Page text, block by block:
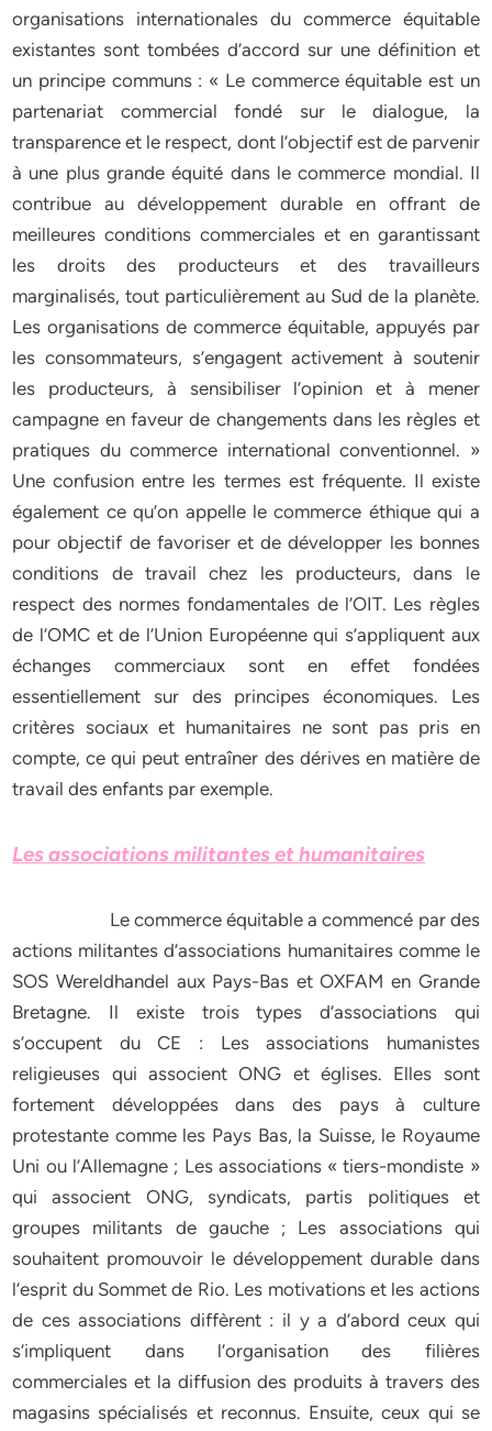
organisations internationales du commerce équitable
existantes sont tombées d’accord sur une définition et
un principe communs : « Le commerce équitable est un
partenariat commercial fondé sur le dialogue, la
transparence et le respect, dont l’objectif est de parvenir
à une plus grande équité dans le commerce mondial. Il
contribue au développement durable en offrant de
meilleures conditions commerciales et en garantissant
les droits des producteurs et des travailleurs
marginalisés, tout particulièrement au Sud de la planète.
Les organisations de commerce équitable, appuyés par
les consommateurs, s’engagent activement à soutenir
les producteurs, à sensibiliser l’opinion et à mener
campagne en faveur de changements dans les règles et
pratiques du commerce international conventionnel. »
Une confusion entre les termes est fréquente. Il existe
également ce qu’on appelle le commerce éthique qui a
pour objectif de favoriser et de développer les bonnes
conditions de travail chez les producteurs, dans le
respect des normes fondamentales de l’OIT. Les règles
de l’OMC et de l’Union Européenne qui s’appliquent aux
échanges commerciaux sont en effet fondées
essentiellement sur des principes économiques. Les
critères sociaux et humanitaires ne sont pas pris en
compte, ce qui peut entraîner des dérives en matière de
travail des enfants par exemple.
Les associations militantes et humanitaires
Le commerce équitable a commencé par des
actions militantes d’associations humanitaires comme le
SOS Wereldhandel aux Pays-Bas et OXFAM en Grande
Bretagne. Il existe trois types d’associations qui
s’occupent du CE : Les associations humanistes
religieuses qui associent ONG et églises. Elles sont
fortement développées dans des pays à culture
protestante comme les Pays Bas, la Suisse, le Royaume
Uni ou l’Allemagne ; Les associations « tiers-mondiste »
qui associent ONG, syndicats, partis politiques et
groupes militants de gauche ; Les associations qui
souhaitent promouvoir le développement durable dans
l’esprit du Sommet de Rio. Les motivations et les actions
de ces associations diffèrent : il y a d’abord ceux qui
s’impliquent dans l’organisation des filières
commerciales et la diffusion des produits à travers des
magasins spécialisés et reconnus. Ensuite, ceux qui se